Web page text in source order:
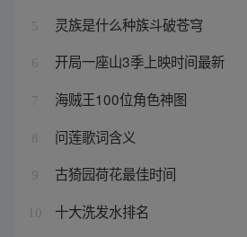
5 灵族是什么种族斗破苍穹
6 开局一座山3季上映时间最新
7 海贼王100位角色神图
8 问莲歌词含义
9 古猗园荷花最佳时间
10 十大洗发水排名